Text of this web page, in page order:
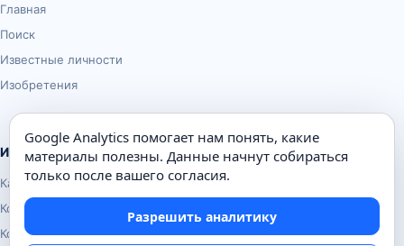
Главная
Поиск
Известные личности
Изобретения
Информация
Карта сайта
Контакты
Конфиденциальность
Google Analytics помогает нам понять, какие
материалы полезны. Данные начнут собираться
только после вашего согласия.
Разрешить аналитику